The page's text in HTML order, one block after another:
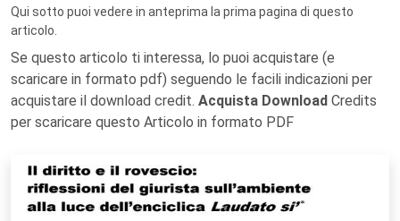
Qui sotto puoi vedere in anteprima la prima pagina di questo
articolo.
Se questo articolo ti interessa, lo puoi acquistare (e
scaricare in formato pdf) seguendo le facili indicazioni per
acquistare il download credit. Acquista Download Credits
per scaricare questo Articolo in formato PDF